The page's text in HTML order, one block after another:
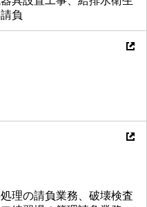
負
理の請負業務、破壊検査